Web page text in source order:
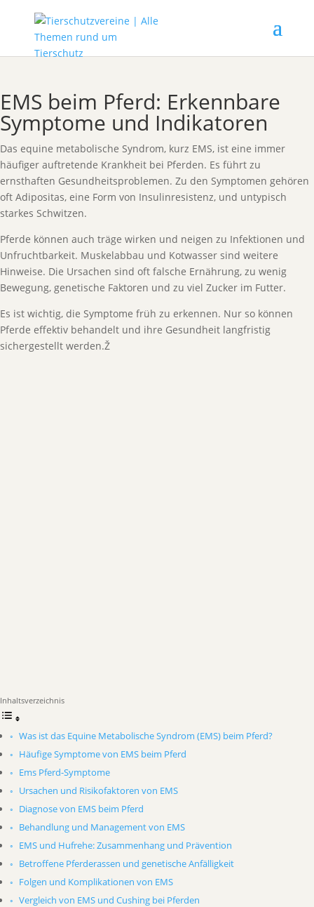
EMS beim Pferd: Erkennbare
Symptome und Indikatoren
Das equine metabolische Syndrom, kurz EMS, ist eine immer
häufiger auftretende Krankheit bei Pferden. Es führt zu
ernsthaften Gesundheitsproblemen. Zu den Symptomen gehören
oft Adipositas, eine Form von Insulinresistenz, und untypisch
starkes Schwitzen.
Pferde können auch träge wirken und neigen zu Infektionen und
Unfruchtbarkeit. Muskelabbau und Kotwasser sind weitere
Hinweise. Die Ursachen sind oft falsche Ernährung, zu wenig
Bewegung, genetische Faktoren und zu viel Zucker im Futter.
Es ist wichtig, die Symptome früh zu erkennen. Nur so können
Pferde effektiv behandelt und ihre Gesundheit langfristig
sichergestellt werden.Ž
Inhaltsverzeichnis
Was ist das Equine Metabolische Syndrom (EMS) beim Pferd?
Häufige Symptome von EMS beim Pferd
Ems Pferd-Symptome
Ursachen und Risikofaktoren von EMS
Diagnose von EMS beim Pferd
Behandlung und Management von EMS
EMS und Hufrehe: Zusammenhang und Prävention
Betroffene Pferderassen und genetische Anfälligkeit
Folgen und Komplikationen von EMS
Vergleich von EMS und Cushing bei Pferden